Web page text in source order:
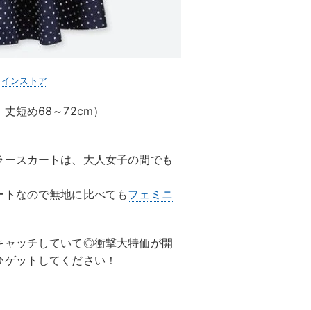
ンストア
短め68～72cm）
スカートは、大人女子の間でも
なので無地に比べてもフェミニ
ャッチしていて◎衝撃大特価が開
ットしてください！